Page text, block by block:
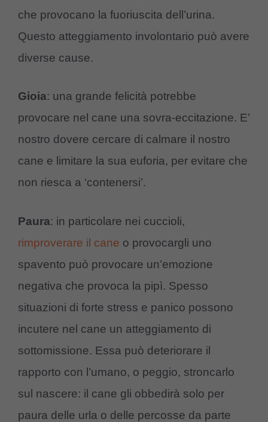
che provocano la fuoriuscita dell’urina.
Questo atteggiamento involontario può avere
diverse cause.
Gioia: una grande felicità potrebbe
provocare nel cane una sovra-eccitazione. E’
nostro dovere cercare di calmare il nostro
cane e limitare la sua euforia, per evitare che
non riesca a ‘contenersi’.
Paura: in particolare nei cuccioli,
rimproverare il cane o provocargli uno
spavento può provocare un’emozione
negativa che provoca la pipì. Spesso
situazioni di forte stress e panico possono
incutere nel cane un atteggiamento di
sottomissione. Essa può deteriorare il
rapporto con l’umano, o peggio, stroncarlo
sul nascere: il cane gli obbedirà solo per
paura delle urla o delle percosse da parte